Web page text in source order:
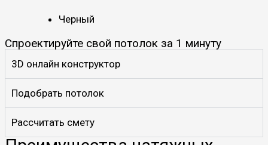
Черный
Спроектируйте свой потолок за 1 минуту
3D онлайн конструктор
Подобрать потолок
Рассчитать смету